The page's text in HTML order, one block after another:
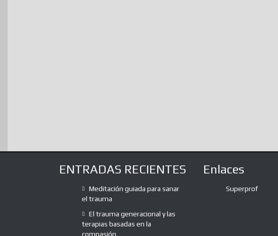
ENTRADAS RECIENTES
Meditación guiada para sanar
el trauma
El trauma generacional y las
terapias basadas en la
compasión
Enlaces
Superprof